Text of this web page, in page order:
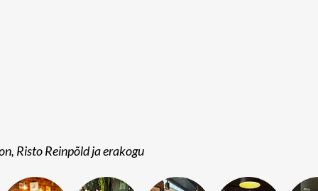
Risto Reinpõld ja erakogu